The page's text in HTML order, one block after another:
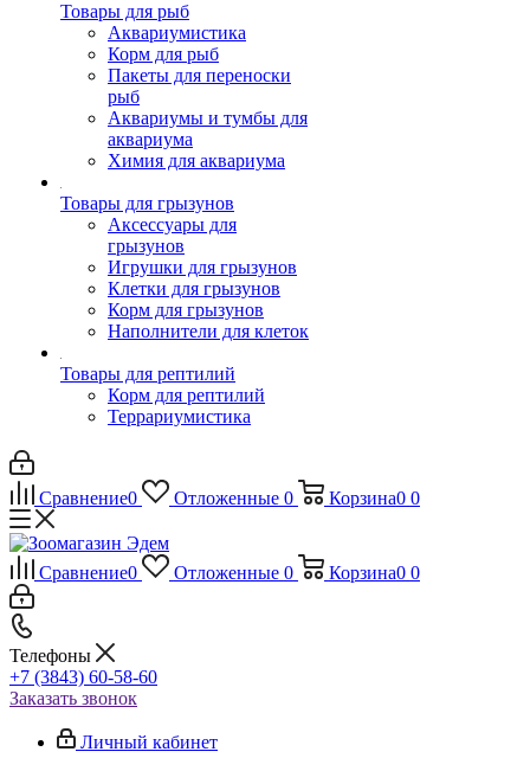
Товары для рыб
Аквариумистика
Корм для рыб
Пакеты для переноски
рыб
Аквариумы и тумбы для
аквариума
Химия для аквариума
Товары для грызунов
Аксессуары для
грызунов
Игрушки для грызунов
Клетки для грызунов
Корм для грызунов
Наполнители для клеток
Товары для рептилий
Корм для рептилий
Террариумистика
Сравнение0 Отложенные 0 Корзина0 0
Сравнение0 Отложенные 0 Корзина0 0
Телефоны
+7 (3843) 60-58-60
Заказать звонок
Личный кабинет